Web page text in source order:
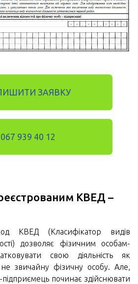
ЗАЯВКУ
067 939 40 12
КВЕД –
КВЕД (Класифікатор видів
дозволяє фізичним особам-
свою діяльність як
звичайну фізичну особу. Але,
починає здійснювати